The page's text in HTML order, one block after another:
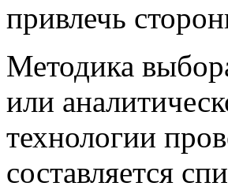
привлечь
Методика
или
технологии
составляется